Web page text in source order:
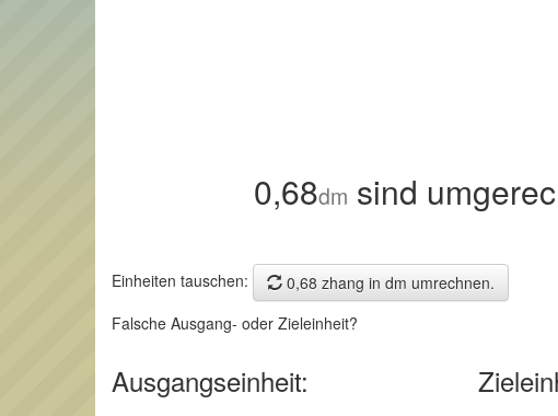
0,68dm sind
Einheiten tauschen:
0,68 zhang in dm umrechnen.
Falsche Ausgang- oder Zieleinheit?
Ausgangseinheit: